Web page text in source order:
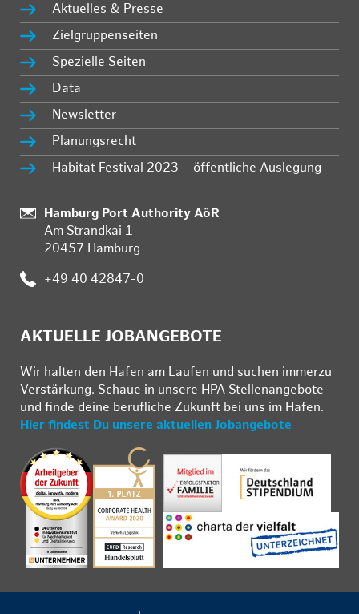
Aktuelles & Presse
Zielgruppenseiten
Spezielle Seiten
Data
Newsletter
Planungsrecht
Habitat Festival 2023 – öffentliche Auslegung
:
Hamburg Port Authority AöR
Am Strandkai 1
20457 Hamburg
: +49 40 42847-0
AKTUELLE JOBANGEBOTE
Wir hal­ten den Ha­fen am Lau­fen und su­chen im­mer­zu
Ver­stär­kung. Schau­e in un­se­re HPA Stel­len­an­ge­bo­te
und fin­de deine be­ruf­li­che Zu­kunft bei uns im Ha­fen.
Hier findest Du unsere aktuellen Jobangebote